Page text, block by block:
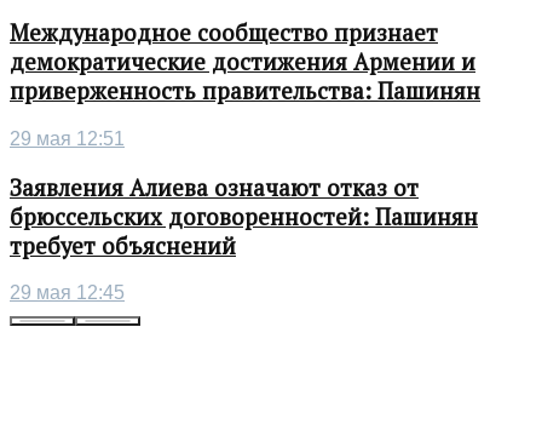
Международное сообщество признает
демократические достижения Армении и
приверженность правительства: Пашинян
29 мая 12:51
Заявления Алиева означают отказ от
брюссельских договоренностей: Пашинян
требует объяснений
29 мая 12:45